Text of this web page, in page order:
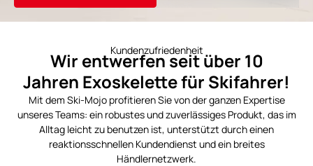
Kundenzufriedenheit
Wir entwerfen seit über 10
Jahren Exoskelette für Skifahrer!
Mit dem Ski-Mojo profitieren Sie von der ganzen Expertise
unseres Teams: ein robustes und zuverlässiges Produkt, das im
Alltag leicht zu benutzen ist, unterstützt durch einen
reaktionsschnellen Kundendienst und ein breites
Händlernetzwerk.